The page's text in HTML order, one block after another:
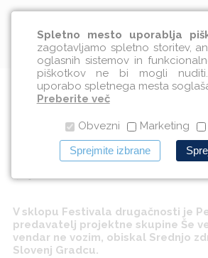
Obisk na Srednji
šoli v Slovenj
17.09.2010
V sklopu Festivala drugačnosti je
predavatelj projektne skupine Še
vendar ne vozim, obiskal Srednjo
Slovenj Gradcu.
Spletno mesto uporablja
zagotavljamo spletno storitev,
oglasnih sistemov in
piškotkov ne bi mogli
uporabo spletnega mesta
Preberite več
Obvezni Marketing
Sprejmite izbrane